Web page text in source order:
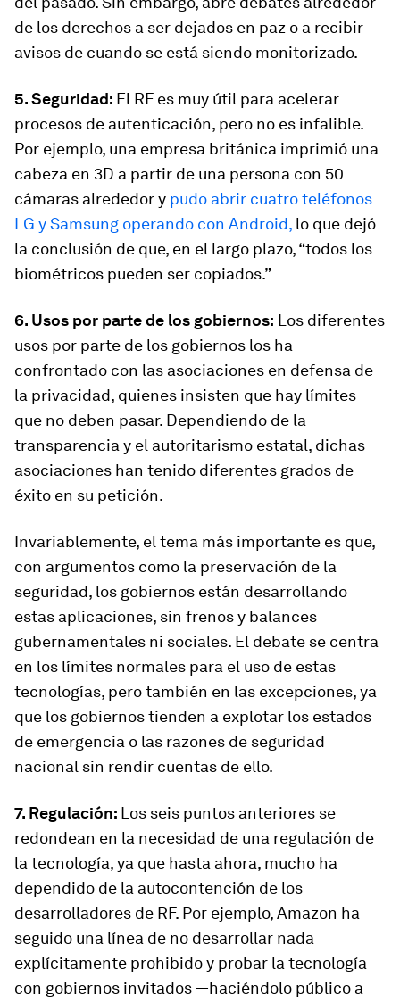
de los derechos a ser dejados en paz o a recibir
avisos de cuando se está siendo monitorizado.
5. Seguridad: El RF es muy útil para acelerar
procesos de autenticación, pero no es infalible.
Por ejemplo, una empresa británica imprimió una
cabeza en 3D a partir de una persona con 50
cámaras alrededor y pudo abrir cuatro teléfonos
LG y Samsung operando con Android, lo que dejó
la conclusión de que, en el largo plazo, “todos los
biométricos pueden ser copiados.”
6. Usos por parte de los gobiernos: Los diferentes
usos por parte de los gobiernos los ha
confrontado con las asociaciones en defensa de
la privacidad, quienes insisten que hay límites
que no deben pasar. Dependiendo de la
transparencia y el autoritarismo estatal, dichas
asociaciones han tenido diferentes grados de
éxito en su petición.
Invariablemente, el tema más importante es que,
con argumentos como la preservación de la
seguridad, los gobiernos están desarrollando
estas aplicaciones, sin frenos y balances
gubernamentales ni sociales. El debate se centra
en los límites normales para el uso de estas
tecnologías, pero también en las excepciones, ya
que los gobiernos tienden a explotar los estados
de emergencia o las razones de seguridad
nacional sin rendir cuentas de ello.
7. Regulación: Los seis puntos anteriores se
redondean en la necesidad de una regulación de
la tecnología, ya que hasta ahora, mucho ha
dependido de la autocontención de los
desarrolladores de RF. Por ejemplo, Amazon ha
seguido una línea de no desarrollar nada
explícitamente prohibido y probar la tecnología
con gobiernos invitados —haciéndolo público a